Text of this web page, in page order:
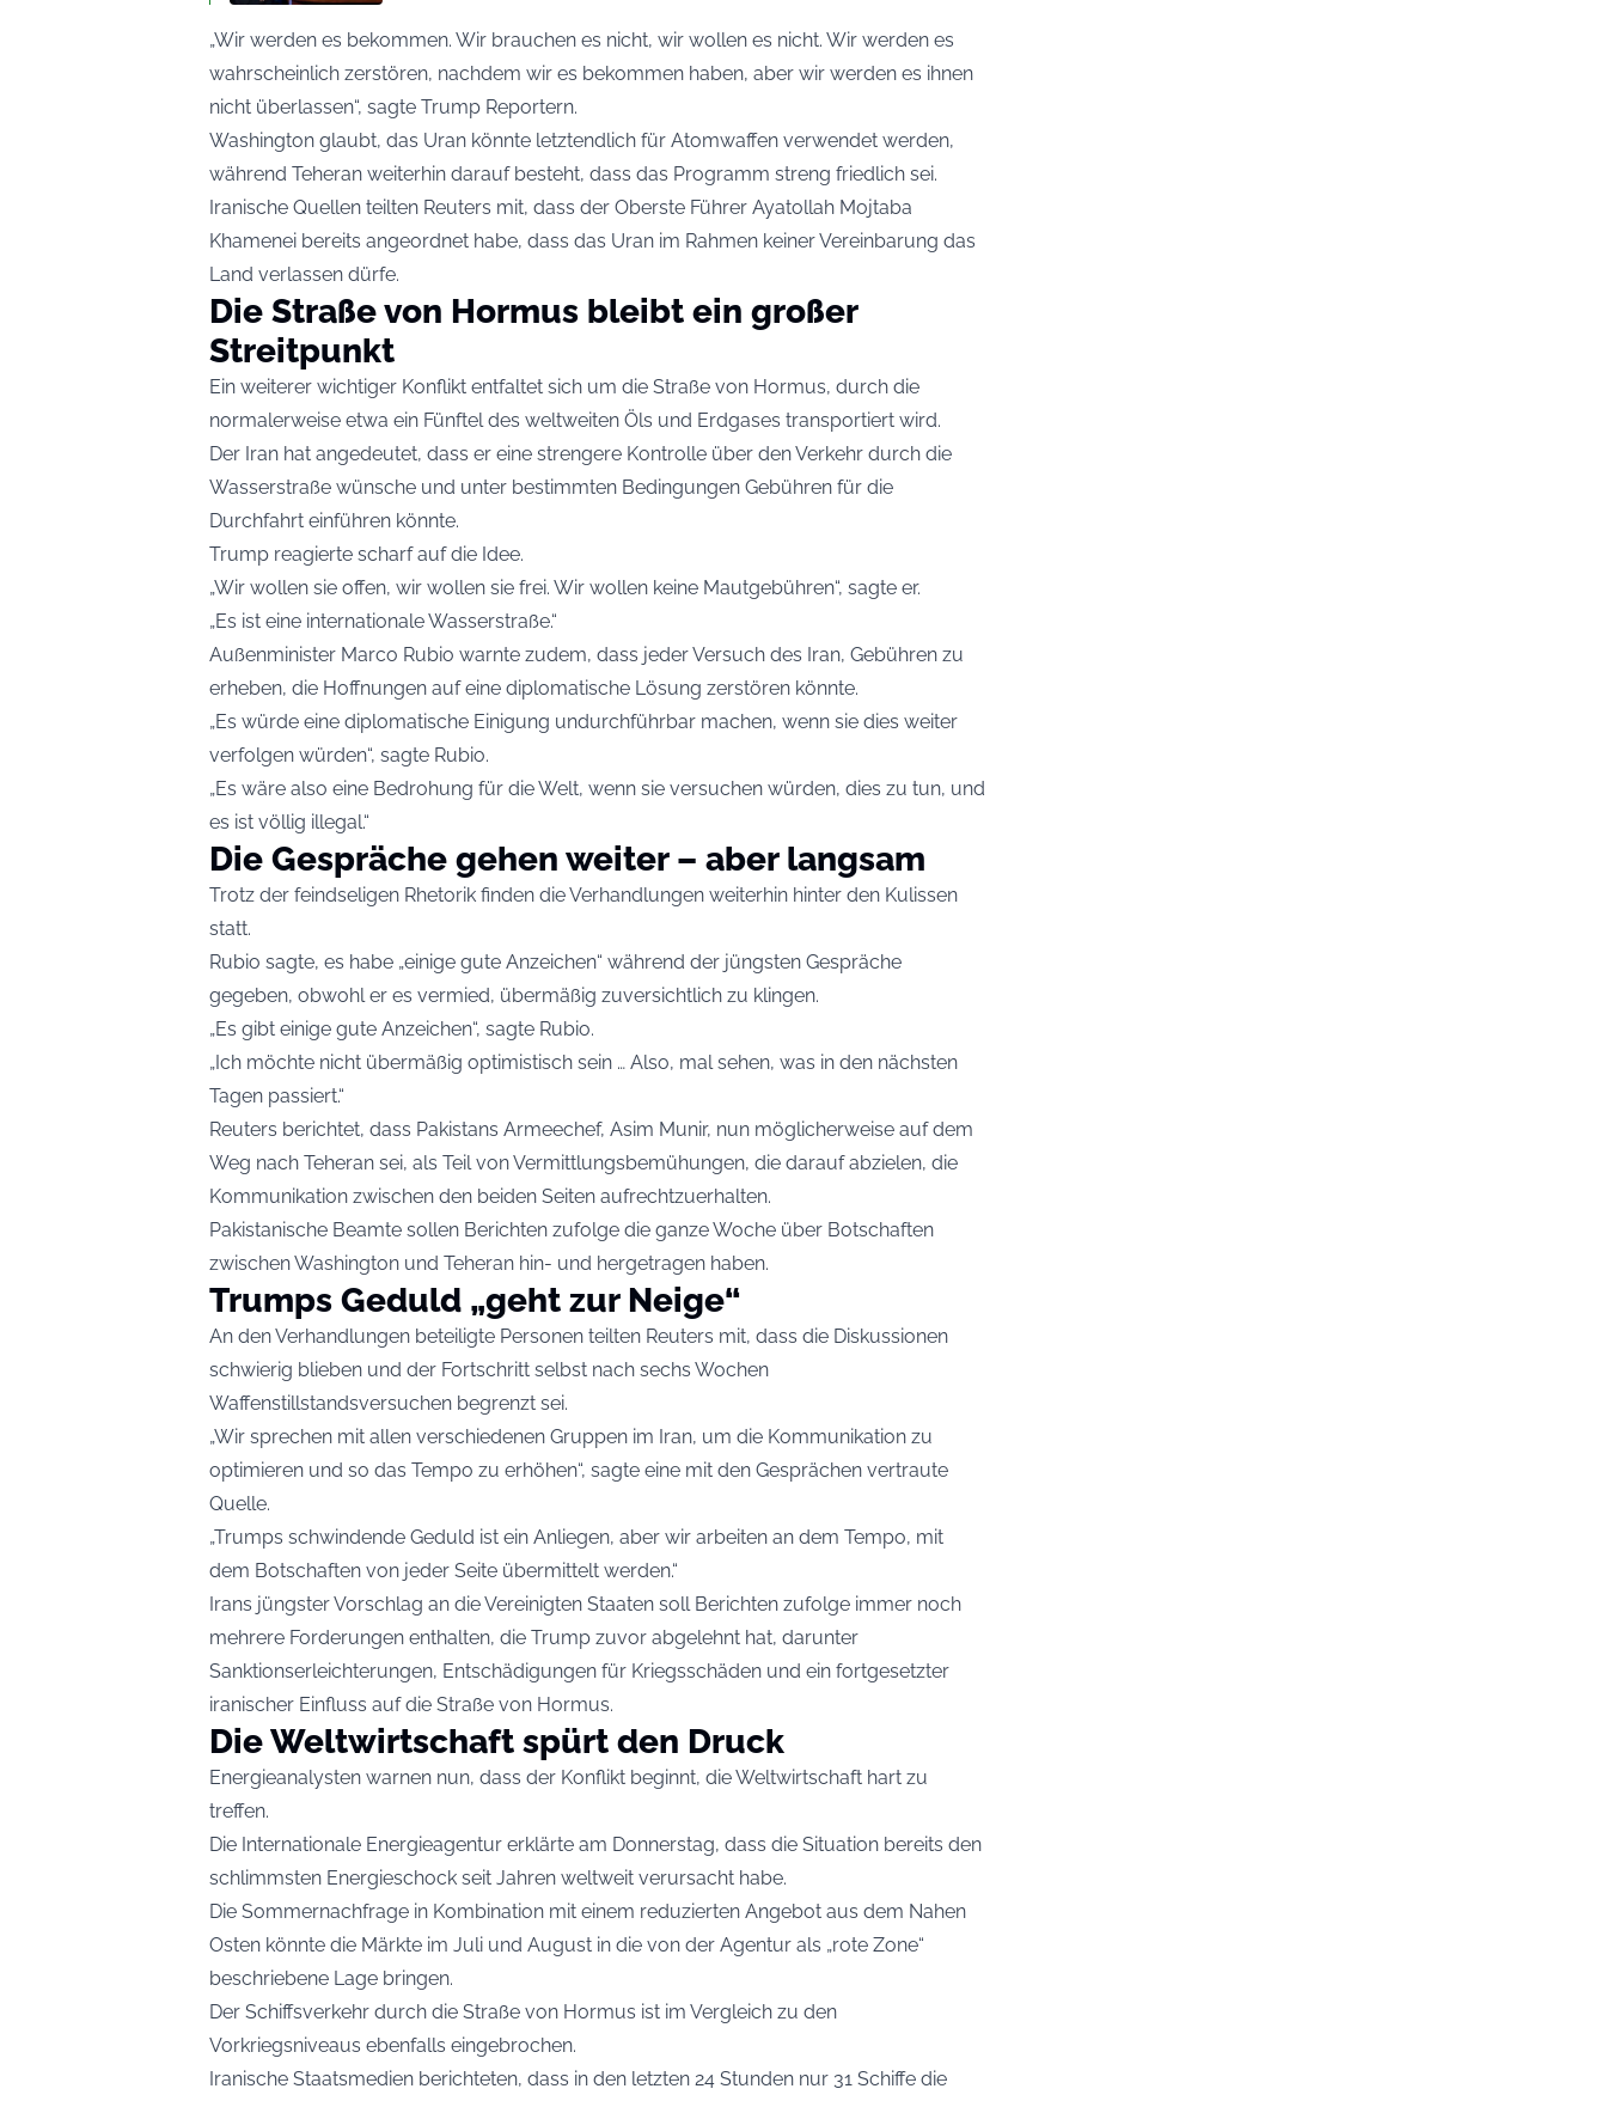
„Wir werden es bekommen. Wir brauchen es nicht, wir wollen es nicht. Wir werden es
wahrscheinlich zerstören, nachdem wir es bekommen haben, aber wir werden es ihnen
nicht überlassen“, sagte Trump Reportern.
Washington glaubt, das Uran könnte letztendlich für Atomwaffen verwendet werden,
während Teheran weiterhin darauf besteht, dass das Programm streng friedlich sei.
Iranische Quellen teilten Reuters mit, dass der Oberste Führer Ayatollah Mojtaba
Khamenei bereits angeordnet habe, dass das Uran im Rahmen keiner Vereinbarung das
Land verlassen dürfe.
Die Straße von Hormus bleibt ein großer
Streitpunkt
Ein weiterer wichtiger Konflikt entfaltet sich um die Straße von Hormus, durch die
normalerweise etwa ein Fünftel des weltweiten Öls und Erdgases transportiert wird.
Der Iran hat angedeutet, dass er eine strengere Kontrolle über den Verkehr durch die
Wasserstraße wünsche und unter bestimmten Bedingungen Gebühren für die
Durchfahrt einführen könnte.
Trump reagierte scharf auf die Idee.
„Wir wollen sie offen, wir wollen sie frei. Wir wollen keine Mautgebühren“, sagte er.
„Es ist eine internationale Wasserstraße.“
Außenminister Marco Rubio warnte zudem, dass jeder Versuch des Iran, Gebühren zu
erheben, die Hoffnungen auf eine diplomatische Lösung zerstören könnte.
„Es würde eine diplomatische Einigung undurchführbar machen, wenn sie dies weiter
verfolgen würden“, sagte Rubio.
„Es wäre also eine Bedrohung für die Welt, wenn sie versuchen würden, dies zu tun, und
es ist völlig illegal.“
Die Gespräche gehen weiter – aber langsam
Trotz der feindseligen Rhetorik finden die Verhandlungen weiterhin hinter den Kulissen
statt.
Rubio sagte, es habe „einige gute Anzeichen“ während der jüngsten Gespräche
gegeben, obwohl er es vermied, übermäßig zuversichtlich zu klingen.
„Es gibt einige gute Anzeichen“, sagte Rubio.
„Ich möchte nicht übermäßig optimistisch sein … Also, mal sehen, was in den nächsten
Tagen passiert.“
Reuters berichtet, dass Pakistans Armeechef, Asim Munir, nun möglicherweise auf dem
Weg nach Teheran sei, als Teil von Vermittlungsbemühungen, die darauf abzielen, die
Kommunikation zwischen den beiden Seiten aufrechtzuerhalten.
Pakistanische Beamte sollen Berichten zufolge die ganze Woche über Botschaften
zwischen Washington und Teheran hin- und hergetragen haben.
Trumps Geduld „geht zur Neige“
An den Verhandlungen beteiligte Personen teilten Reuters mit, dass die Diskussionen
schwierig blieben und der Fortschritt selbst nach sechs Wochen
Waffenstillstandsversuchen begrenzt sei.
„Wir sprechen mit allen verschiedenen Gruppen im Iran, um die Kommunikation zu
optimieren und so das Tempo zu erhöhen“, sagte eine mit den Gesprächen vertraute
Quelle.
„Trumps schwindende Geduld ist ein Anliegen, aber wir arbeiten an dem Tempo, mit
dem Botschaften von jeder Seite übermittelt werden.“
Irans jüngster Vorschlag an die Vereinigten Staaten soll Berichten zufolge immer noch
mehrere Forderungen enthalten, die Trump zuvor abgelehnt hat, darunter
Sanktionserleichterungen, Entschädigungen für Kriegsschäden und ein fortgesetzter
iranischer Einfluss auf die Straße von Hormus.
Die Weltwirtschaft spürt den Druck
Energieanalysten warnen nun, dass der Konflikt beginnt, die Weltwirtschaft hart zu
treffen.
Die Internationale Energieagentur erklärte am Donnerstag, dass die Situation bereits den
schlimmsten Energieschock seit Jahren weltweit verursacht habe.
Die Sommernachfrage in Kombination mit einem reduzierten Angebot aus dem Nahen
Osten könnte die Märkte im Juli und August in die von der Agentur als „rote Zone“
beschriebene Lage bringen.
Der Schiffsverkehr durch die Straße von Hormus ist im Vergleich zu den
Vorkriegsniveaus ebenfalls eingebrochen.
Iranische Staatsmedien berichteten, dass in den letzten 24 Stunden nur 31 Schiffe die